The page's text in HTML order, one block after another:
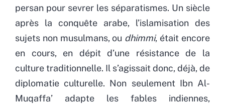
persan pour sevrer les séparatismes. Un siècle
après la conquête arabe, l’islamisation des
sujets non musulmans, ou dhimmi, était encore
en cours, en dépit d’une résistance de la
culture traditionnelle. Il s’agissait donc, déjà, de
diplomatie culturelle. Non seulement Ibn Al-
Muqaffa’ adapte les fables indiennes,